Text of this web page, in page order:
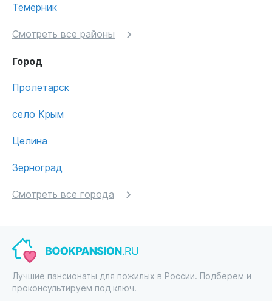
Темерник
Смотреть все районы
Город
Пролетарск
село Крым
Целина
Зерноград
Смотреть все города
Лучшие пансионаты для пожилых в России. Подберем и
проконсультируем под ключ.